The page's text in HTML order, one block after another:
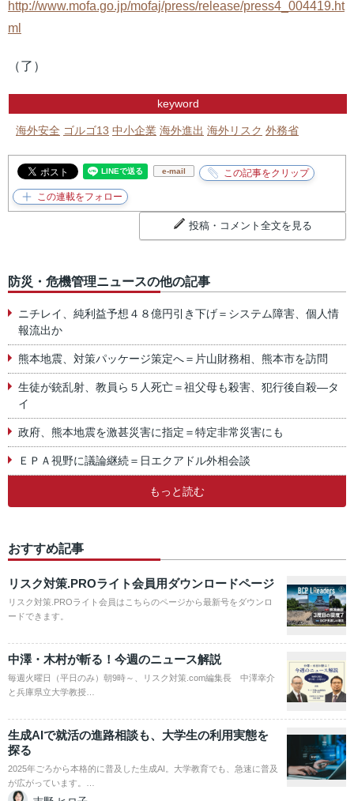
http://www.mofa.go.jp/mofaj/press/release/press4_004419.ht
ml
（了）
keyword
海外安全 ゴルゴ13 中小企業 海外進出 海外リスク 外務省
e-mail
投稿・コメント全文を見る
防災・危機管理ニュースの他の記事
ニチレイ、純利益予想４８億円引き下げ＝システム障害、個人情
報流出か
熊本地震、対策パッケージ策定へ＝片山財務相、熊本市を訪問
生徒が銃乱射、教員ら５人死亡＝祖父母も殺害、犯行後自殺―タ
イ
政府、熊本地震を激甚災害に指定＝特定非常災害にも
ＥＰＡ視野に議論継続＝日エクアドル外相会談
もっと読む
おすすめ記事
リスク対策.PROライト会員用ダウンロードページ
リスク対策.PROライト会員はこちらのページから最新号をダウンロ
ードできます。
中澤・木村が斬る！今週のニュース解説
毎週火曜日（平日のみ）朝9時～、リスク対策.com編集長 中澤幸介
と兵庫県立大学教授…
生成AIで就活の進路相談も、大学生の利用実態を
探る
2025年ごろから本格的に普及した生成AI。大学教育でも、急速に普及
が広がっています。…